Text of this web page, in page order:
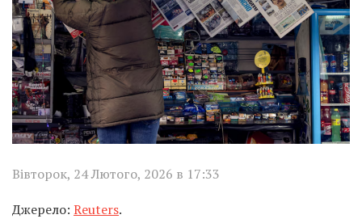
Вівторок, 24 Лютого, 2026 в 17:33
Джерело: Reuters.